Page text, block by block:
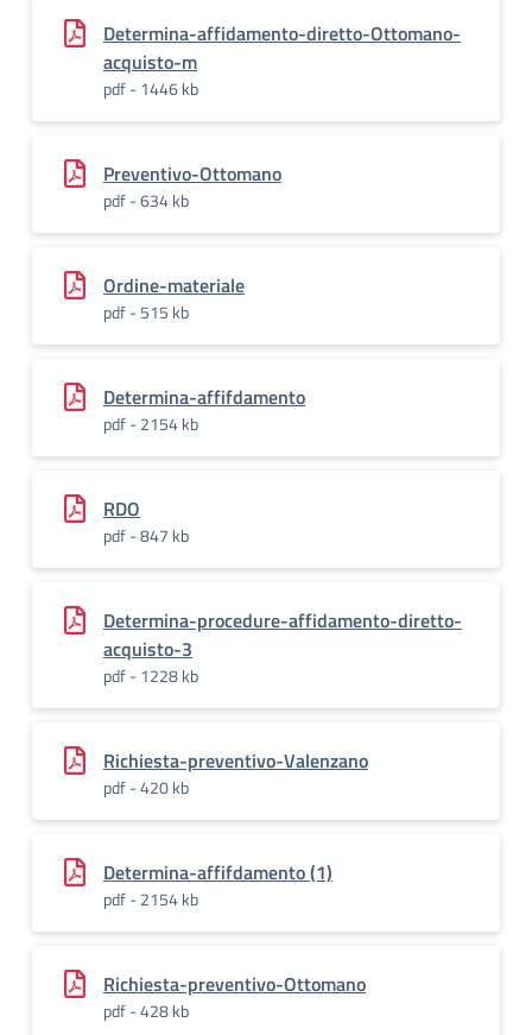
Determina-affidamento-diretto-Ottomano-
acquisto-m
pdf - 1446 kb
Preventivo-Ottomano
pdf - 634 kb
Ordine-materiale
pdf - 515 kb
Determina-affifdamento
pdf - 2154 kb
RDO
pdf - 847 kb
Determina-procedure-affidamento-diretto-
acquisto-3
pdf - 1228 kb
Richiesta-preventivo-Valenzano
pdf - 420 kb
Determina-affifdamento (1)
pdf - 2154 kb
Richiesta-preventivo-Ottomano
pdf - 428 kb